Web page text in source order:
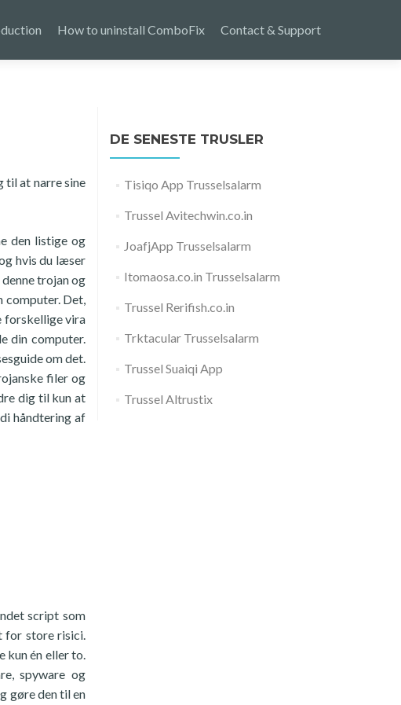
How to uninstall ComboFix Contact & Support
til at narre sine
den listige og
hvis du læser
trojan og
computer. Det,
forskellige vira
din computer.
om det.
filer og
dig til kun at
håndtering af
script som
for store risici.
kun én eller to.
spyware og
gøre den til en
DE SENESTE TRUSLER
Tisiqo App Trusselsalarm
Trussel Avitechwin.co.in
JoafjApp Trusselsalarm
Itomaosa.co.in Trusselsalarm
Trussel Rerifish.co.in
Trktacular Trusselsalarm
Trussel Suaiqi App
Trussel Altrustix